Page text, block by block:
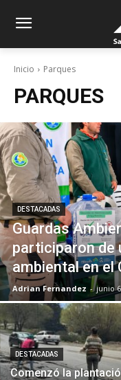
Inicio Parques
PARQUES
DESTACADAS
Guardas
participaron de
ambiental en el
Adrian Fernandez - junio
DESTACADAS
Comenzó la